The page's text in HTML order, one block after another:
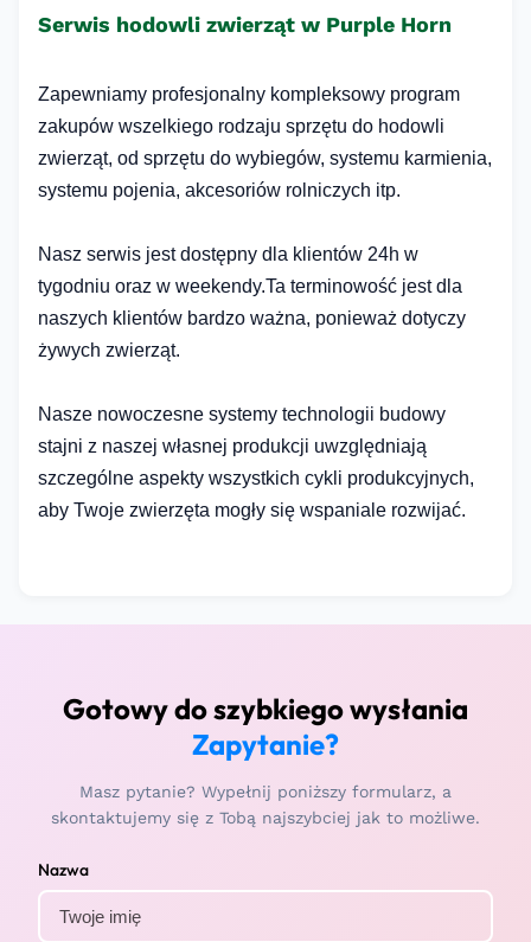
Serwis hodowli zwierząt w Purple Horn
Zapewniamy profesjonalny kompleksowy program
zakupów wszelkiego rodzaju sprzętu do hodowli
zwierząt, od sprzętu do wybiegów, systemu karmienia,
systemu pojenia, akcesoriów rolniczych itp.
Nasz serwis jest dostępny dla klientów 24h w
tygodniu oraz w weekendy.Ta terminowość jest dla
naszych klientów bardzo ważna, ponieważ dotyczy
żywych zwierząt.
Nasze nowoczesne systemy technologii budowy
stajni z naszej własnej produkcji uwzględniają
szczególne aspekty wszystkich cykli produkcyjnych,
aby Twoje zwierzęta mogły się wspaniale rozwijać.
Gotowy do szybkiego wysłania
Zapytanie?
Masz pytanie? Wypełnij poniższy formularz, a
skontaktujemy się z Tobą najszybciej jak to możliwe.
Nazwa